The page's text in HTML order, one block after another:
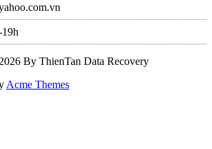
By ThienTan Data Recovery
Acme Themes